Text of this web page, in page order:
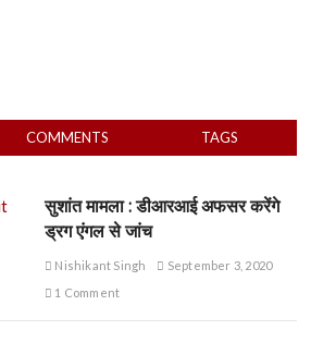
COMMENTS TAGS
सुशांत मामला : डीआरआई अफसर करेंगे
ड्रग एंगल से जांच
Nishikant Singh
September 3, 2020
1 Comment